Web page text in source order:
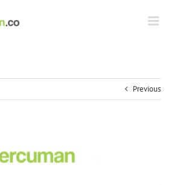
Previous